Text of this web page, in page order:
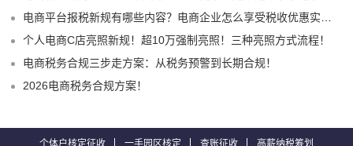
电商平台报税新规有哪些内容？电商企业怎么享受税收优惠实现税务合规？
个人电商C店亮照新规！超10万强制亮照！三种亮照方式流程！
电商税务合规三步走方案：从税务预警到长期合规！
2026电商税务合规方案！
个体户核定征收 一手园区核定 查账征收 高薪纳税筹划